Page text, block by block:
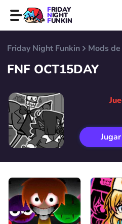
FRIDAY
NIGHT
FUNKIN
Friday Night Funkin Mods de
FNF OCT15DAY